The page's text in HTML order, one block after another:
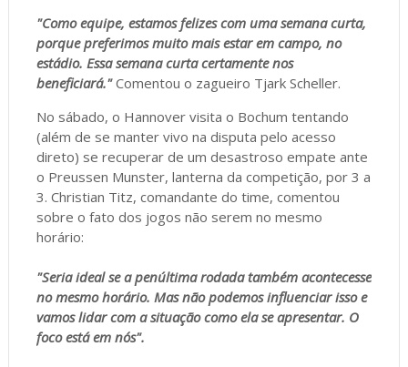
"Como equipe, estamos felizes com uma semana curta,
porque preferimos muito mais estar em campo, no
estádio. Essa semana curta certamente nos
beneficiará."Comentou o zagueiro Tjark Scheller.
No sábado, o Hannover visita o Bochum tentando
(além de se manter vivo na disputa pelo acesso
direto) se recuperar de um desastroso empate ante
o Preussen Munster, lanterna da competição, por 3 a
3. Christian Titz, comandante do time, comentou
sobre o fato dos jogos não serem no mesmo
horário:
"Seria ideal se a penúltima rodada também acontecesse
no mesmo horário. Mas não podemos influenciar isso e
vamos lidar com a situação como ela se apresentar. O
foco está em nós".